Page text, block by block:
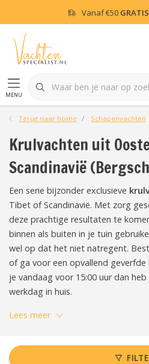
Vanaf€50 GRATIS
menu
Terug naar home Schapenvachten
Krulvachten uit
Scandinavië
Een serie bijzonder exclusieve
Tibet of Scandinavië. Met zorg
deze prachtige resultaten te
binnen als buiten in je tuin
wel op dat het niet natregent.
of ga voor een opvallend geverfde
je vandaag voor 15:00 uur dan
werkdag in huis.
Lees meer